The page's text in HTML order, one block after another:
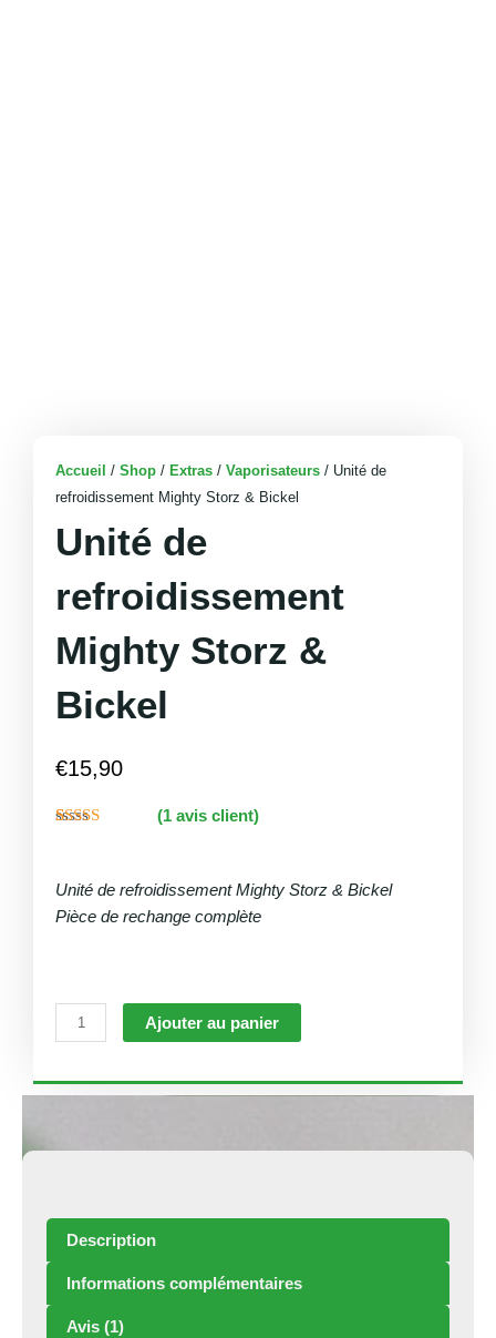
Accueil / Shop / Extras / Vaporisateurs / Unité de
refroidissement Mighty Storz & Bickel
Unité de
refroidissement
Mighty Storz &
Bickel
€15,90
client
(1avis client)
Unité de refroidissement Mighty Storz & Bickel
Pièce de rechange complète
quantité
de
de
Mighty
Ajouter au panier
Description
Informations complémentaires
Avis (1)